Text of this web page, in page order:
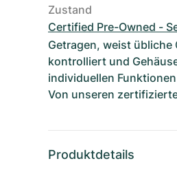
Zustand
Certified Pre-Owned -
Getragen, weist
kontrolliert und
individuellen
Von unseren
Produktdetails